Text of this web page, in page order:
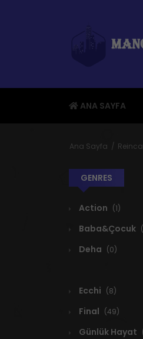
ANA SAYFA
Ana Sayfa
GENRES
Action (1)
Baba&Çocuk
Deha (0)
Ecchi (8)
Final (49)
Günlük Hayat